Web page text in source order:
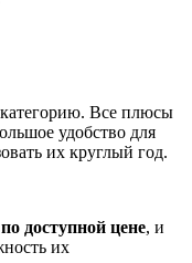
Все плюсы
удобство для
их круглый год.
доступной цене, и
их